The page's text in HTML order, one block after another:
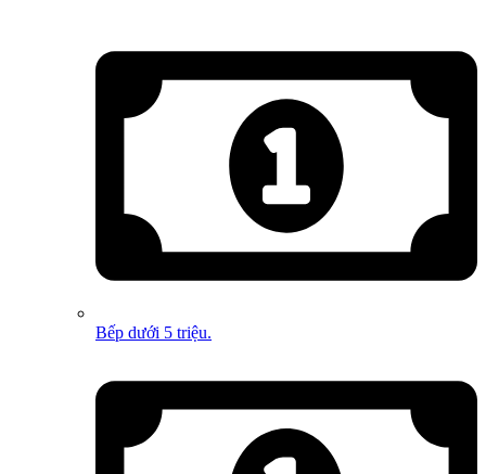
Bếp dưới 5 triệu.